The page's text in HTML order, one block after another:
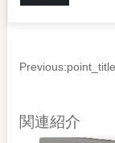
Previous:point_title
関連紹介